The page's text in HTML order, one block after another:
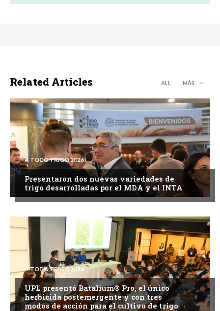
Related Articles ALL MÁS
A TODO TRIGO 2026
Presentaron dos nuevas variedades de
trigo desarrolladas por el MDA y el INTA
A TODO TRIGO 2026
UPL presentó Batalium® Pro, el único
herbicida postemergente y con tres
modos de acción para el cultivo de trigo